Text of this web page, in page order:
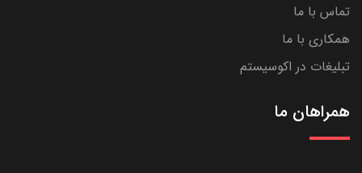
تماس با ما
همکاری با ما
تبلیغات در اکوسیستم
همراهان ما